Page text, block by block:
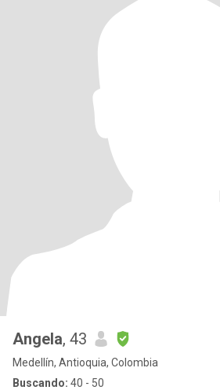
Angela, 43
Medellín, Antioquia, Colombia
Buscando: 40 - 50